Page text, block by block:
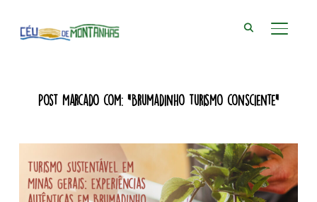
Post Marcado com: "Brumadinho turismo consciente"